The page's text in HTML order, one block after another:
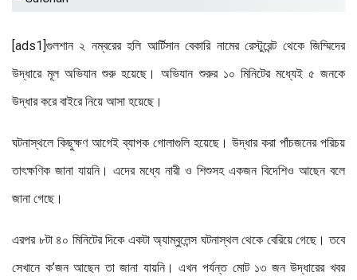
[ads1]গুলশান ২ নম্বরের হলি আর্টিসান বেকারি নামের রেস্টুরেন্ট থেকে জিম্মিদের
উদ্ধারে মূল অভিযান শুরু হয়েছে। অভিযান শুরুর ১০ মিনিটের মধ্যেই ৫ জনকে
উদ্ধার করে বাইরে নিয়ে আসা হয়েছে।
ঘটনাস্থলে কিছুক্ষণ আগেই ব্যাপক গোলাগুলি হয়েছে। উদ্ধার করা পাঁচজনের পরিচয়
তাৎক্ষণিক জানা যায়নি। এদের মধ্যে নারী ও শিশুসহ একজন বিদেশিও আছেন বলে
জানা গেছে।
এরপর ৮টা ৪০ মিনিটের দিকে একটা অ্যাম্বুলেন্স ঘটনাস্থল থেকে বেরিয়ে গেছে। তবে
সেখানে ক’জন আছেন তা জানা যায়নি। এখন পর্যন্ত মোট ১৩ জন উদ্ধারের খবর